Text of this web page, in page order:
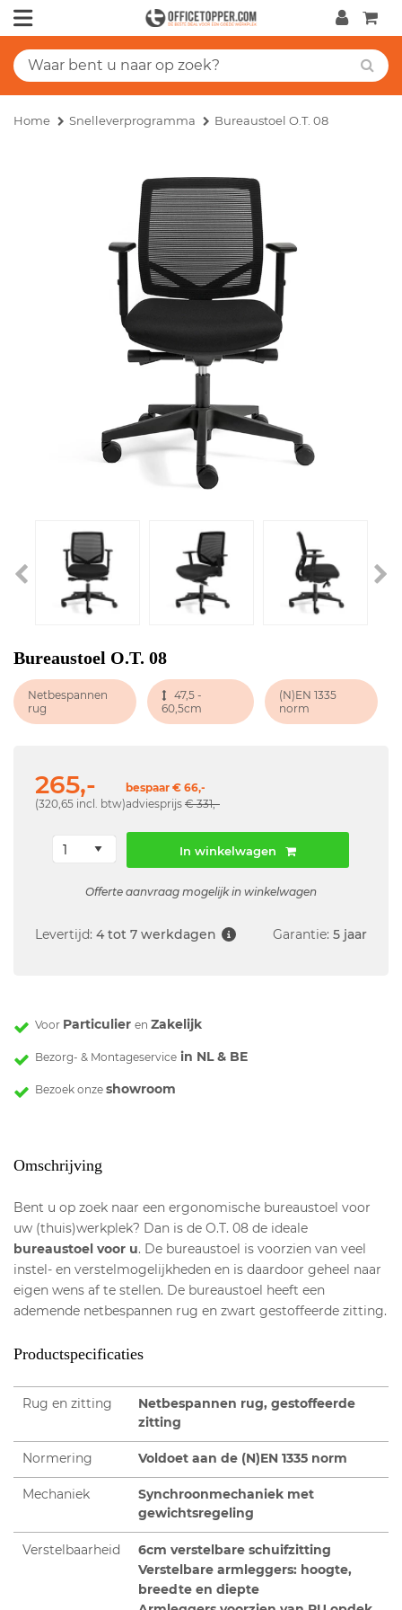
Home Snelleverprogramma Bureaustoel O.T. 08
Bureaustoel O.T. 08
Netbespannen
rug
47,5 -
60,5cm
(N)EN 1335
norm
265,-
(320,65 incl. btw)
bespaar € 66,-
adviesprijs € 331,-
In winkelwagen
Offerte aanvraag mogelijk in winkelwagen
Levertijd: 4 tot 7 werkdagen Garantie: 5 jaar
Voor Particulier en Zakelijk
Bezorg- & Montageservice in NL & BE
Bezoek onze showroom
Omschrijving
Bent u op zoek naar een ergonomische bureaustoel voor
uw (thuis)werkplek? Dan is de O.T. 08 de ideale
bureaustoel voor u. De bureaustoel is voorzien van veel
instel- en verstelmogelijkheden en is daardoor geheel naar
eigen wens af te stellen. De bureaustoel heeft een
ademende netbespannen rug en zwart gestoffeerde zitting.
Productspecificaties
Rug en zitting
Netbespannen rug, gestoffeerde
zitting
Normering Voldoet aan de (N)EN 1335 norm
Mechaniek
Synchroonmechaniek met
gewichtsregeling
Verstelbaarheid
6cm verstelbare schuifzitting
Verstelbare armleggers: hoogte,
breedte en diepte